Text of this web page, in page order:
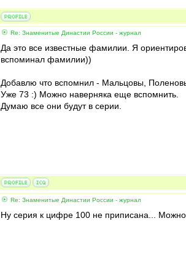
Re: Знаменитые Династии России - журнал
Да это все известные фамилии. Я
вспоминал фамилии))
Добавлю что вспомнил - Мальцовы,
Уже 73 :) Можно наверняка еще вспомнить.
Думаю все они будут в серии.
Re: Знаменитые Династии России - журнал
Ну серия к цифре 100 не приписана... Можно